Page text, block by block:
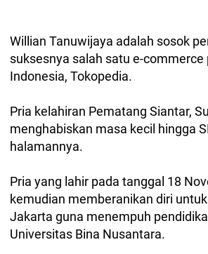
Willian Tanuwijaya adalah sosok
suksesnya salah satu e-commerce
Indonesia, Tokopedia.
Pria kelahiran Pematang Siantar,
menghabiskan masa kecil hingga
halamannya.
Pria yang lahir pada tanggal 18
kemudian memberanikan diri
Jakarta guna menempuh
Universitas Bina Nusantara.